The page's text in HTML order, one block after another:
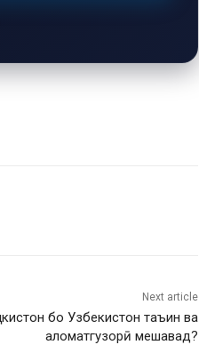
Next article
бо Узбекистон таъин ва
аломатгузорӣ мешавад?